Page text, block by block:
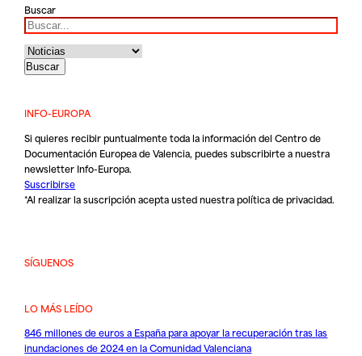
Buscar
INFO-EUROPA
Si quieres recibir puntualmente toda la información del Centro de
Documentación Europea de Valencia, puedes subscribirte a nuestra
newsletter Info-Europa.
Suscribirse
*Al realizar la suscripción acepta usted nuestrapolítica de privacidad.
SÍGUENOS
LO MÁS LEÍDO
846 millones de euros a España para apoyar la recuperación tras las
inundaciones de 2024 en la Comunidad Valenciana